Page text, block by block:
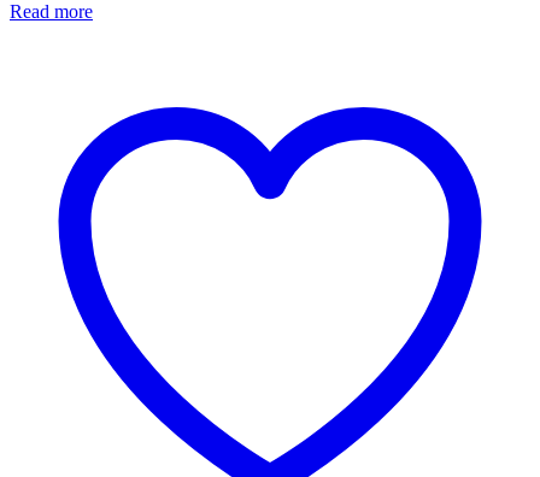
Read more